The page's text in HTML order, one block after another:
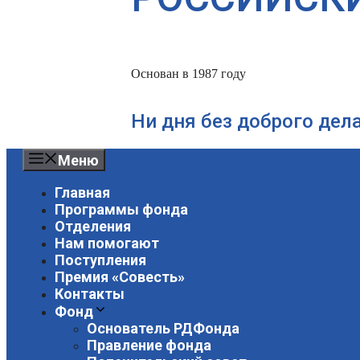
Основан в 1987 году
Ни дня без доброго
Меню
Главная
Программы фонда
Отделения
Нам помогают
Поступления
Премия «Совесть»
Контакты
Фонд
Основатель РДФонда
Правление фонда